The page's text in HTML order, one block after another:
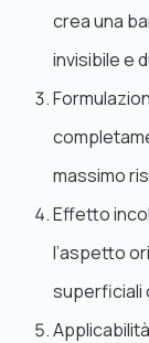
crea una
invisibile e
massimo
Effetto
l’aspetto
superficiali